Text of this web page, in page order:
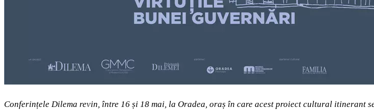
Conferințele Dilema revin, între 16 și 18 mai, la Oradea, oraș în care acest proiect cultural itinerant